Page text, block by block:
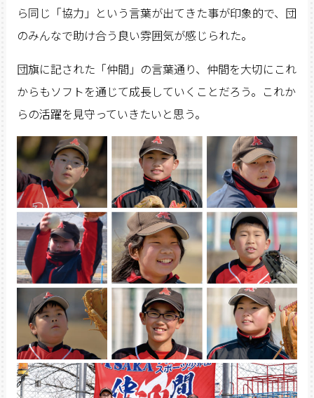
ら同じ「協力」という言葉が出てきた事が印象的で、団
のみんなで助け合う良い雰囲気が感じられた。
団旗に記された「仲間」の言葉通り、仲間を大切にこれ
からもソフトを通じて成長していくことだろう。これか
らの活躍を見守っていきたいと思う。